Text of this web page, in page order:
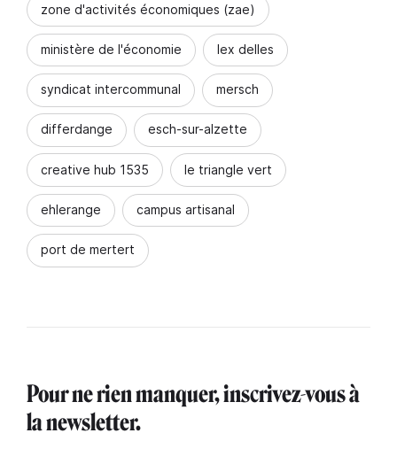
zone d'activités économiques (zae)
ministère de l'économie lex delles
syndicat intercommunal mersch
differdange esch-sur-alzette
creative hub 1535 le triangle vert
ehlerange campus artisanal
port de mertert
Pour ne rien manquer, inscrivez-vous à
la newsletter.